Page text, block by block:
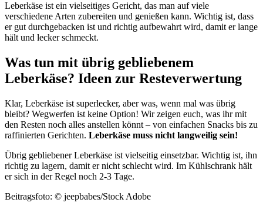
Leberkäse ist ein vielseitiges Gericht, das man auf viele
verschiedene Arten zubereiten und genießen kann. Wichtig ist, dass
er gut durchgebacken ist und richtig aufbewahrt wird, damit er lange
hält und lecker schmeckt.
Was tun mit übrig gebliebenem
Leberkäse? Ideen zur Resteverwertung
Klar, Leberkäse ist superlecker, aber was, wenn mal was übrig
bleibt? Wegwerfen ist keine Option! Wir zeigen euch, was ihr mit
den Resten noch alles anstellen könnt – von einfachen Snacks bis zu
raffinierten Gerichten. Leberkäse muss nicht langweilig sein!
Übrig gebliebener Leberkäse ist vielseitig einsetzbar. Wichtig ist, ihn
richtig zu lagern, damit er nicht schlecht wird. Im Kühlschrank hält
er sich in der Regel noch 2-3 Tage.
Beitragsfoto: © jeepbabes/Stock Adobe